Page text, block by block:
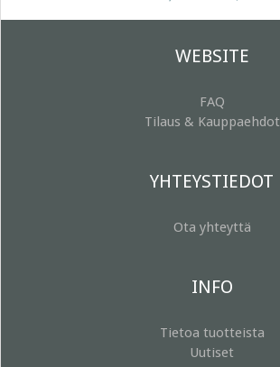
WEBSITE
FAQ
Tilaus & Kauppaehdot
YHTEYSTIEDOT
Ota yhteyttä
INFO
Tietoa tuotteista
Uutiset